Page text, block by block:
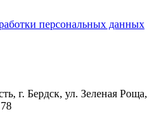
персональных данных
г. Бердск, ул. Зеленая Роща,